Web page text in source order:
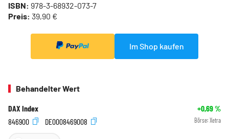
ISBN: 978-3-68932-073-7
Preis: 39,90 €
Im Shop kaufen
Behandelter Wert
DAX Index +0,69%
846900
DE0008469008 Börse: Xetra